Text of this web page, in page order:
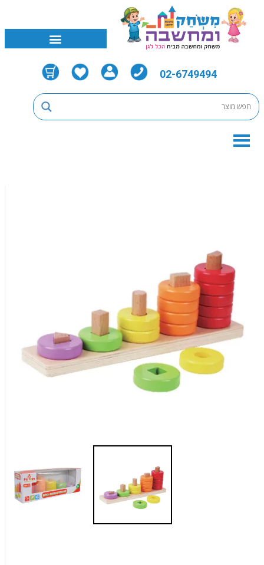
02-6749494